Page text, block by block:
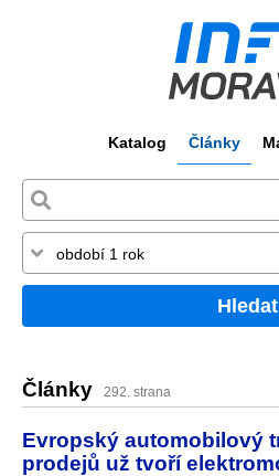
Katalog Články
Hledat
Články 292. strana
Evropský automobilový
prodejů už tvoří